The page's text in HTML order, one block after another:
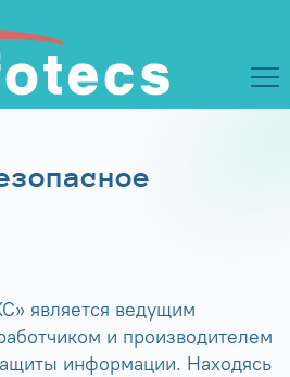
является ведущим
и производителем
информации. Находясь